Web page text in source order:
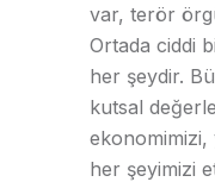
var, terör
Ortada ciddi
her şeydir.
kutsal
ekonomimizi,
her şeyimizi